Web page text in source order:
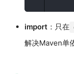
import ：只在
解决Maven单